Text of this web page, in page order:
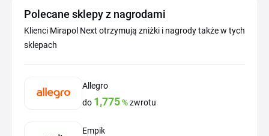
Polecane sklepy z nagrodami
Klienci Mirapol Next otrzymują zniżki i nagrody także w tych
sklepach
Allegro
do 1,775%zwrotu
Empik